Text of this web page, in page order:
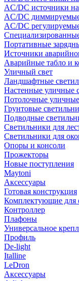
AC/DC источники
AC/DC
AC/DC
Портативные
Источники
Аварийные табло и
Уличный свет
Ландшафтные
Настенные уличные
Потолочные
Грунтовые
Подводные
Светильники для
Светильники для
Опоры и консоли
Прожекторы
Новые поступления
Maytoni
Аксессуары
Готовая конструкция
Комплектующие для
Контроллер
Плафоны
Универсальное
Профиль
De-light
Italline
LeDron
Аксессуары